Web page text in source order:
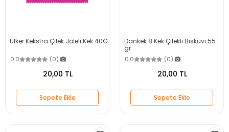
Ülker Kekstra Çilek Jöleli Kek 40G
0.0 (0)
20,00 TL
Sepete Ekle
Dankek 8 Kek Çilekli Bisküvi 55
gr
0.0 (0)
20,00 TL
Sepete Ekle